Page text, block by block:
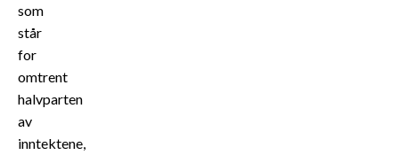
som
står
for
omtrent
halvparten
av
inntektene,